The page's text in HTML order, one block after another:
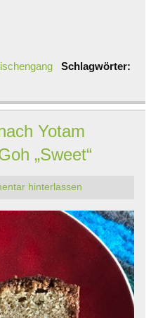
Schlagwörter:
Yotam
„Sweet“
hinterlassen